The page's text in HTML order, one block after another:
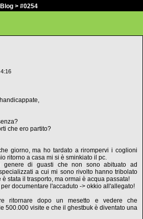
Blog > #0254
che ero partito?
giorno, ma ho tardato a rirompervi i coglioni
ritorno a casa mi si è sminkiato il pc.
genere di guasti che non sono abituato ad
a cui mi sono rivolto hanno tribolato
stata il trasporto, ma ormai è acqua passata!
documentare l'accaduto -> okkio all'allegato!
ritornare dopo un mesetto e vedere che
500.000 visite e che il ghestbuk è diventato una